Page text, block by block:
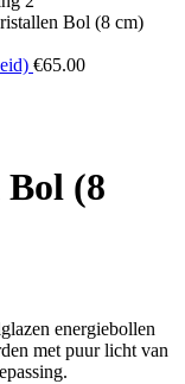
Bol (8 cm)
€65.00
(8
energiebollen
met puur licht van